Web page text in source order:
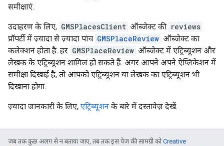
समीक्षाएं.
उदाहरण के लिए, GMSPlacesClient ऑब्जेक्ट की reviews
प्रॉपर्टी में ज़्यादा से ज़्यादा पांच GMSPlaceReview ऑब्जेक्ट का
कलेक्शन होता है. हर GMSPlaceReview ऑब्जेक्ट में एट्रिब्यूशन और
लेखक के एट्रिब्यूशन शामिल हो सकते हैं. अगर आपने अपने ऐप्लिकेशन में
समीक्षा दिखाई है, तो आपको एट्रिब्यूशन या लेखक का एट्रिब्यूशन भी
दिखाना होगा.
ज़्यादा जानकारी के लिए, एट्रिब्यूशन के बारे में दस्तावेज़ देखें.
जब तक कुछ अलग से न बताया जाए, तब तक इस पेज की सामग्री कोCreative